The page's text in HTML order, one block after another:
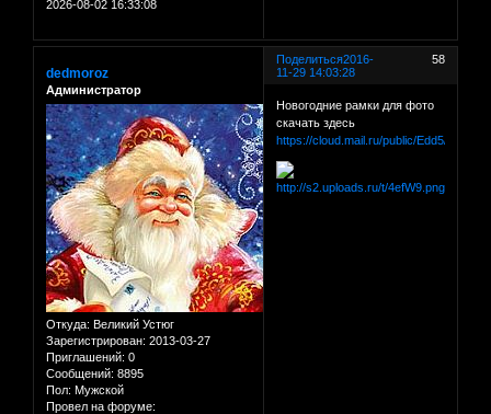
2026-08-02 16:33:08
Поделиться 58
2016-
11-29 14:03:28
dedmoroz
Администратор
Откуда: Великий Устюг
Зарегистрирован: 2013-03-27
Приглашений: 0
Сообщений: 8895
Пол: Мужской
Провел на форуме:
Новогодние рамки для фото
скачать здесь
https://cloud.mail.ru/public/Edd5/